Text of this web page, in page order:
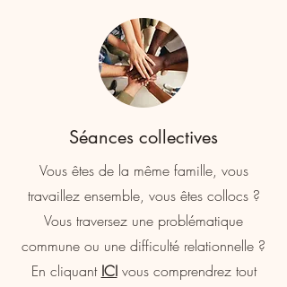
Séances collectives
Vous êtes de la même famille, vous
travaillez ensemble, vous êtes collocs ?
Vous traversez une problématique
commune ou une difficulté relationnelle ?
En cliquant ICIvous comprendrez tout